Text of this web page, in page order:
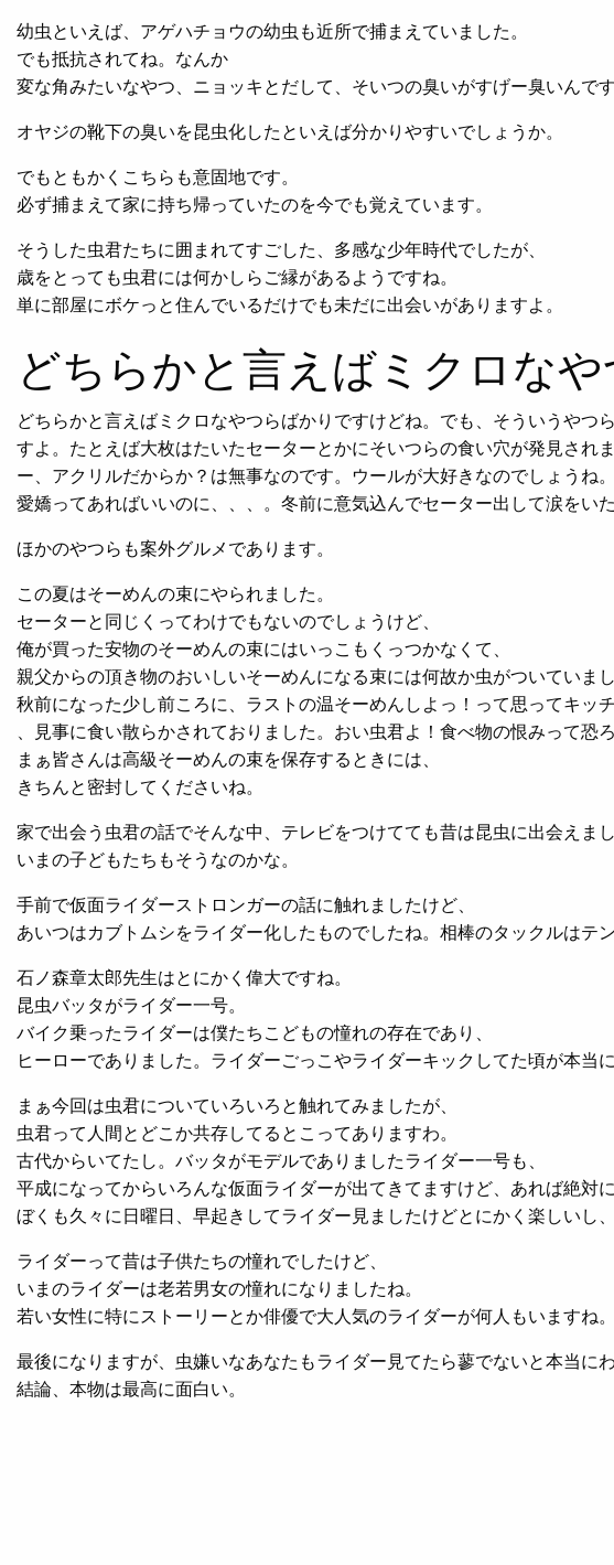
幼虫といえば、アゲハチョウの幼虫も近所で捕まえていました。
でも抵抗されてね。なんか
変な角みたいなやつ、ニョッキとだして、そいつの臭いがすげー臭いんです
オヤジの靴下の臭いを昆虫化したといえば分かりやすいでしょうか。
でもともかくこちらも意固地です。
必ず捕まえて家に持ち帰っていたのを今でも覚えています。
そうした虫君たちに囲まれてすごした、多感な少年時代でしたが、
歳をとっても虫君には何かしらご縁があるようですね。
単に部屋にボケっと住んでいるだけでも未だに出会いがありますよ。
どちらかと言えばミクロな
どちらかと言えばミクロなやつらばかりですけどね。でも、そういうやつ
すよ。たとえば大枚はたいたセーターとかにそいつらの食い穴が発見され
ー、アクリルだからか？は無事なのです。ウールが大好きなのでしょうね
愛嬌ってあればいいのに、、、。冬前に意気込んでセーター出して涙をいた
ほかのやつらも案外グルメであります。
この夏はそーめんの束にやられました。
セーターと同じくってわけでもないのでしょうけど、
俺が買った安物のそーめんの束にはいっこもくっつかなくて、
親父からの頂き物のおいしいそーめんになる束には何故か虫がついていまし
秋前になった少し前ころに、ラストの温そーめんしよっ！って思ってキッ
、見事に食い散らかされておりました。おい虫君よ！食べ物の恨みって恐
まぁ皆さんは高級そーめんの束を保存するときには、
きちんと密封してくださいね。
家で出会う虫君の話でそんな中、テレビをつけてても昔は昆虫に出会えまし
いまの子どもたちもそうなのかな。
手前で仮面ライダーストロンガーの話に触れましたけど、
あいつはカブトムシをライダー化したものでしたね。相棒のタックルはテ
石ノ森章太郎先生はとにかく偉大ですね。
昆虫バッタがライダー一号。
バイク乗ったライダーは僕たちこどもの憧れの存在であり、
ヒーローでありました。ライダーごっこやライダーキックしてた頃が本当に
まぁ今回は虫君についていろいろと触れてみましたが、
虫君って人間とどこか共存してるとこってありますわ。
古代からいてたし。バッタがモデルでありましたライダー一号も、
平成になってからいろんな仮面ライダーが出てきてますけど、あれば絶対
ぼくも久々に日曜日、早起きしてライダー見ましたけどとにかく楽しいし、
ライダーって昔は子供たちの憧れでしたけど、
いまのライダーは老若男女の憧れになりましたね。
若い女性に特にストーリーとか俳優で大人気のライダーが何人もいますね。
最後になりますが、虫嫌いなあなたもライダー見てたら蓼でないと本当にわ
結論、本物は最高に面白い。